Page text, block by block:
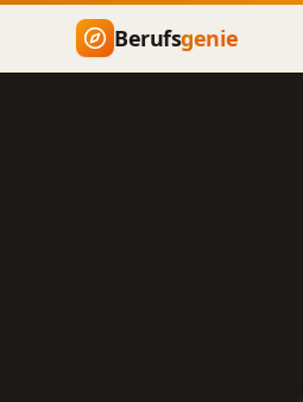
Zum Hauptinhalt springen
Berufsgenie